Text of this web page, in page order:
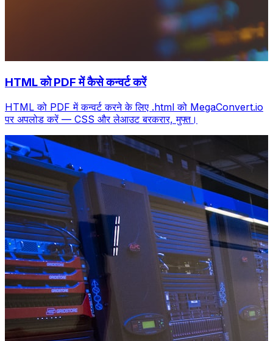
HTML को PDF में कैसे कन्वर्ट करें
HTML को PDF में कन्वर्ट करने के लिए .html को MegaConvert.io
पर अपलोड करें — CSS और लेआउट बरकरार, मुफ्त।